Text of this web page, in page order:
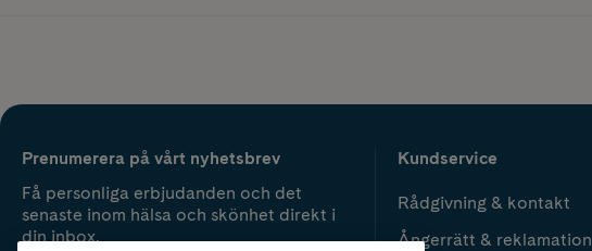
Prenumerera på vårt nyhetsbrev
Få personliga erbjudanden och det
senaste inom hälsa och skönhet direkt i
din inbox.
Kundservice
Rådgivning & kontakt
Ångerrätt & reklamation